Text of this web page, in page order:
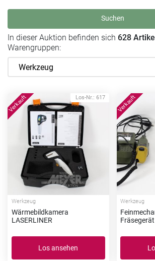
Suchen
In dieser Auktion befinden sich 628 Artikel
Warengruppen:
Los-Nr.: 617
Werkzeug
Wärmebildkamera
LASERLINER
Los ansehen
Werkzeug